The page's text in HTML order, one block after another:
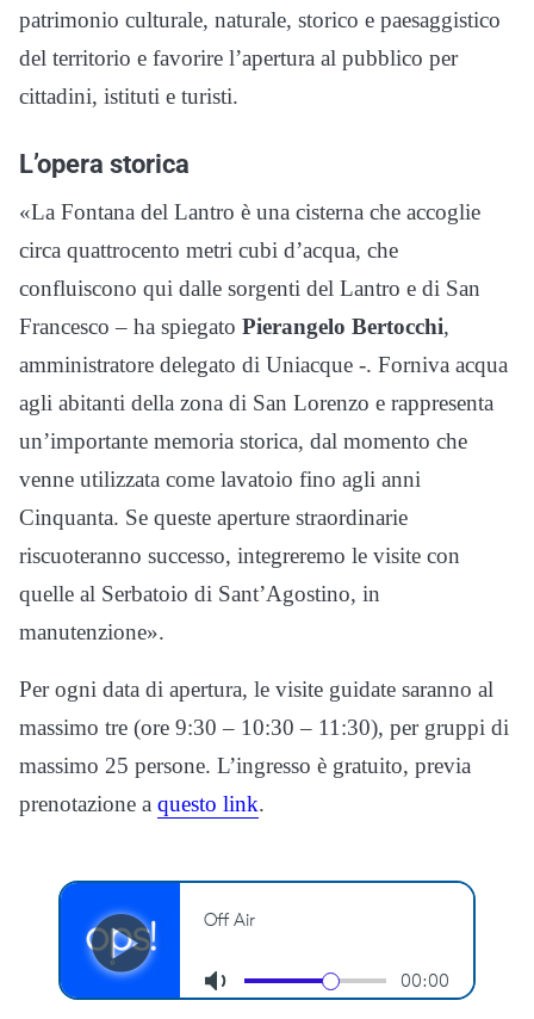
patrimonio culturale, naturale, storico e paesaggistico
del territorio e favorire l’apertura al pubblico per
cittadini, istituti e turisti.
L’opera storica
«La Fontana del Lantro è una cisterna che accoglie
circa quattrocento metri cubi d’acqua, che
confluiscono qui dalle sorgenti del Lantro e di San
Francesco – ha spiegato Pierangelo Bertocchi,
amministratore delegato di Uniacque -. Forniva acqua
agli abitanti della zona di San Lorenzo e rappresenta
un’importante memoria storica, dal momento che
venne utilizzata come lavatoio fino agli anni
Cinquanta. Se queste aperture straordinarie
riscuoteranno successo, integreremo le visite con
quelle al Serbatoio di Sant’Agostino, in
manutenzione».
Per ogni data di apertura, le visite guidate saranno al
massimo tre (ore 9:30 – 10:30 – 11:30), per gruppi di
massimo 25 persone. L’ingresso è gratuito, previa
prenotazione a questo link.